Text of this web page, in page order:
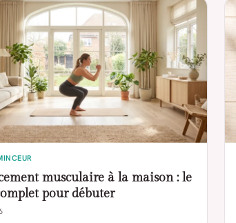
musculaire à la maison : le
pour débuter